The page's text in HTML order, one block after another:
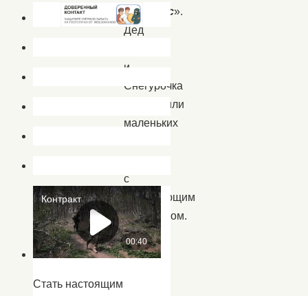
экспресс».
Дед
и
Снегурочка
поздравили
маленьких
с
наступающим
праздником.
Дети
с
Стать настоящим